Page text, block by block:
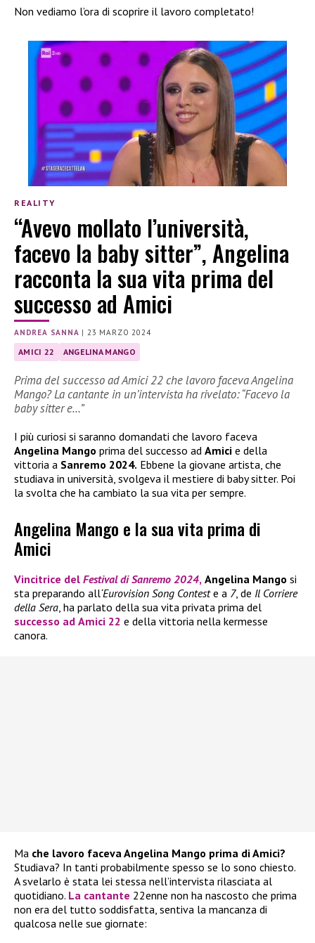
Non vediamo l’ora di scoprire il lavoro completato!
REALITY
“Avevo mollato l’università,
facevo la baby sitter”, Angelina
racconta la sua vita prima del
successo ad Amici
ANDREA SANNA |23 MARZO 2024
AMICI 22 ANGELINA MANGO
Prima del successo ad Amici 22 che lavoro faceva Angelina
Mango? La cantante in un’intervista ha rivelato: “Facevo la
baby sitter e…”
I più curiosi si saranno domandati che lavoro faceva
Angelina Mango prima del successo ad Amici e della
vittoria a Sanremo 2024. Ebbene la giovane artista, che
studiava in università, svolgeva il mestiere di baby sitter. Poi
la svolta che ha cambiato la sua vita per sempre.
Angelina Mango e la sua vita prima di
Amici
Vincitrice del Festival di Sanremo 2024, Angelina Mango si
sta preparando all‘Eurovision Song Conteste a 7, de Il Corriere
della Sera , ha parlato della sua vita privata prima del
successo ad Amici 22 e della vittoria nella kermesse
canora.
Ma che lavoro faceva Angelina Mango prima di Amici?
Studiava? In tanti probabilmente spesso se lo sono chiesto.
A svelarlo è stata lei stessa nell’intervista rilasciata al
quotidiano. La cantante 22enne non ha nascosto che prima
non era del tutto soddisfatta, sentiva la mancanza di
qualcosa nelle sue giornate: